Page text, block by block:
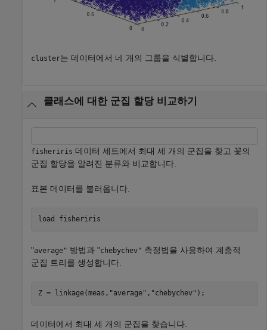
cluster는 데이터에서 네 개의 그룹을 식별합니다.
클래스에 대한 군집 할당 비교하기
fisheriris 데이터 세트에서 최대 세 개의 군집을 찾고 꽃의
군집 할당을 알려진 분류와 비교합니다.
표본 데이터를 불러옵니다.
load fisheriris
"average" 방법과 "chebychev" 측정법을 사용하여 계층적
군집 트리를 생성합니다.
Z = linkage(meas, "average" , "chebychev" );
데이터에서 최대 세 개의 군집을 찾습니다.